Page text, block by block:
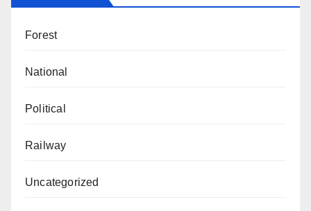
Forest
National
Political
Railway
Uncategorized